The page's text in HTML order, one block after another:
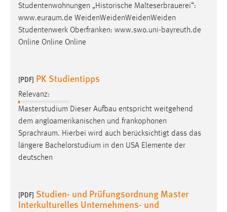
Studentenwohnungen „Historische Malteserbrauerei“:
www.euraum.de WeidenWeidenWeidenWeiden
Studentenwerk Oberfranken: www.swo.uni-bayreuth.de
Online Online Online
[PDF] PK Studientipps
Relevanz:
Masterstudium Dieser Aufbau entspricht weitgehend
dem angloamerikanischen und frankophonen
Sprachraum. Hierbei wird auch berücksichtigt dass das
längere Bachelorstudium in den USA Elemente der
deutschen
[PDF] Studien- und Prüfungsordnung Master
Interkulturelles Unternehmens- und
Cookie Laufzeit:
Name:
Anbieter:
Facebook
Zweck:
Conversion-Tracking